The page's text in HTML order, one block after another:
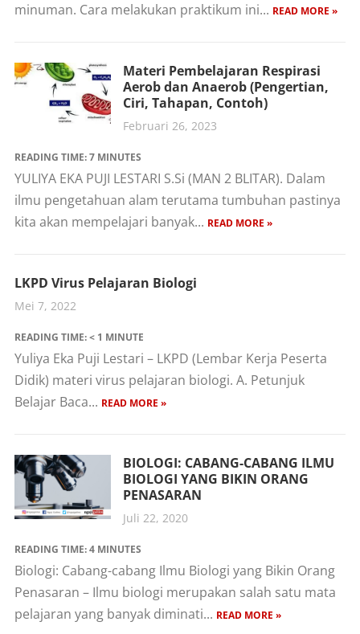
minuman. Cara melakukan praktikum ini... READ MORE »
Materi Pembelajaran Respirasi
Aerob dan Anaerob (Pengertian,
Ciri, Tahapan, Contoh)
Februari 26, 2023
READING TIME:7 MINUTES
YULIYA EKA PUJI LESTARI S.Si (MAN 2 BLITAR). Dalam
ilmu pengetahuan alam terutama tumbuhan pastinya
kita akan mempelajari banyak... READ MORE »
LKPD Virus Pelajaran Biologi
Mei 7, 2022
READING TIME:< 1 MINUTE
Yuliya Eka Puji Lestari – LKPD (Lembar Kerja Peserta
Didik) materi virus pelajaran biologi. A. Petunjuk
Belajar Baca... READ MORE »
BIOLOGI: CABANG-CABANG ILMU
BIOLOGI YANG BIKIN ORANG
PENASARAN
Juli 22, 2020
READING TIME:4 MINUTES
Biologi: Cabang-cabang Ilmu Biologi yang Bikin Orang
Penasaran – Ilmu biologi merupakan salah satu mata
pelajaran yang banyak diminati... READ MORE »